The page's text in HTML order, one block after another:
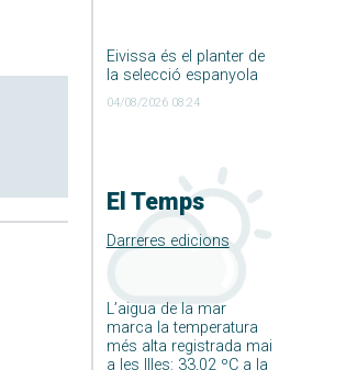
Eivissa és el planter de
la selecció espanyola
04/08/2026 08:24
El Temps
Darreres edicions
L’aigua de la mar
marca la temperatura
més alta registrada mai
a les Illes: 33,02 ºC a la